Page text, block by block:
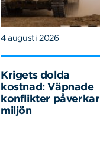
4 augusti 2026
Krigets dolda
kostnad: Väpnade
konflikter påverkar
miljön